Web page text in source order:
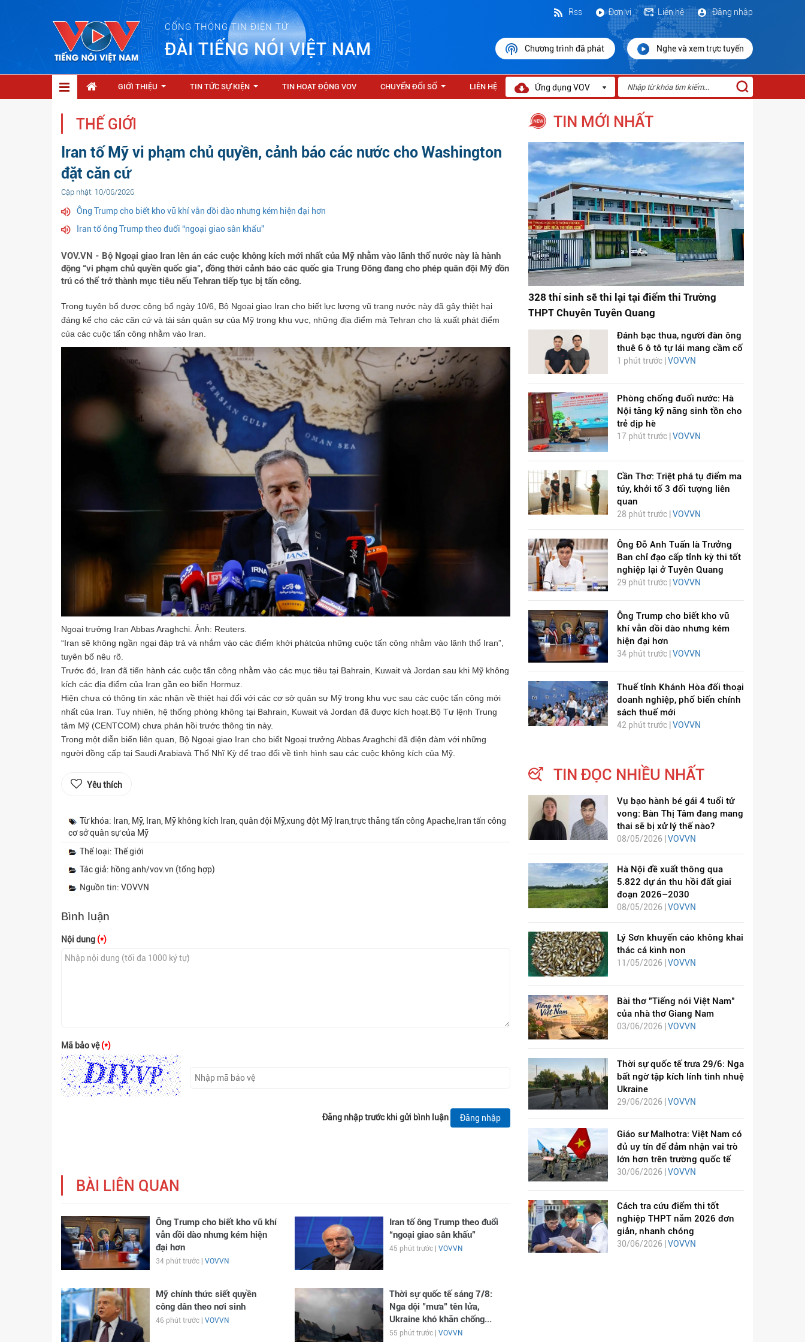
CỔNG THÔNG TIN ĐIỆN TỬ
ĐÀI TIẾNG NÓI VIỆT NAM
Đăng nhập
Liên hệ
Đơn vị
Rss
Chương trình đã phát Nghe và xem trực tuyến
GIỚI THIỆU TIN TỨC SỰ KIỆN TIN HOẠT ĐỘNG VOV CHUYỂN ĐỔI SỐ LIÊN HỆ Ứng dụng VOV
THẾ GIỚI
Iran tố Mỹ vi phạm chủ quyền, cảnh báo các nước cho Washington
đặt căn cứ
Cập nhật: 10/06/2026
Ông Trump cho biết kho vũ khí vẫn dồi dào nhưng kém hiện đại hơn
Iran tố ông Trump theo đuổi “ngoại giao sân khấu”
VOV.VN - Bộ Ngoại giao Iran lên án các cuộc không kích mới nhất của Mỹ nhằm vào lãnh thổ nước này là hành
động “vi phạm chủ quyền quốc gia", đồng thời cảnh báo các quốc gia Trung Đông đang cho phép quân đội Mỹ đồn
trú có thể trở thành mục tiêu nếu Tehran tiếp tục bị tấn công.
Trong tuyên bố được công bố ngày 10/6, Bộ Ngoại giao Iran cho biết lực lượng vũ trang nước này đã gây thiệt hại
đáng kể cho các căn cứ và tài sản quân sự của Mỹ trong khu vực, những địa điểm mà Tehran cho là xuất phát điểm
của các cuộc tấn công nhằm vào Iran.
Ngoại trưởng Iran Abbas Araghchi. Ảnh: Reuters.
“Iran sẽ không ngần ngại đáp trả và nhắm vào các điểm khởi phátcủa những cuộc tấn công nhằm vào lãnh thổ Iran”,
tuyên bố nêu rõ.
Trước đó, Iran đã tiến hành các cuộc tấn công nhằm vào các mục tiêu tại Bahrain, Kuwait và Jordan sau khi Mỹ không
kích các địa điểm của Iran gần eo biển Hormuz.
Hiện chưa có thông tin xác nhận về thiệt hại đối với các cơ sở quân sự Mỹ trong khu vực sau các cuộc tấn công mới
nhất của Iran. Tuy nhiên, hệ thống phòng không tại Bahrain, Kuwait và Jordan đã được kích hoạt.Bộ Tư lệnh Trung
tâm Mỹ (CENTCOM) chưa phản hồi trước thông tin này.
Trong một diễn biến liên quan, Bộ Ngoại giao Iran cho biết Ngoại trưởng Abbas Araghchi đã điện đàm với những
người đồng cấp tại Saudi Arabiavà Thổ Nhĩ Kỳ để trao đổi về tình hình sau các cuộc không kích của Mỹ.
Yêu thích
Từ khóa: Iran, Mỹ, Iran, Mỹ không kích Iran, quân đội Mỹ,xung đột Mỹ Iran,trực thăng tấn công Apache,Iran tấn công
cơ sở quân sự của Mỹ
Thể loại: Thế giới
Tác giả: hồng anh/vov.vn (tổng hợp)
Nguồn tin: VOVVN
Bình luận
Nội dung (*)
Mã bảo vệ(*)
Đăng nhập trước khi gửi bình luận Đăng nhập
BÀI LIÊN QUAN
Ông Trump cho biết kho vũ khí
vẫn dồi dào nhưng kém hiện
đại hơn
34 phút trước | VOVVN
Iran tố ông Trump theo đuổi
“ngoại giao sân khấu”
45 phút trước | VOVVN
Mỹ chính thức siết quyền
công dân theo nơi sinh
46 phút trước | VOVVN
Thời sự quốc tế sáng 7/8:
Nga dội "mưa" tên lửa,
Ukraine khó khăn chống...
55 phút trước | VOVVN
TIN MỚI NHẤT
328 thí sinh sẽ thi lại tại điểm thi Trường
THPT Chuyên Tuyên Quang
Đánh bạc thua, người đàn ông
thuê 6 ô tô tự lái mang cầm cố
1 phút trước | VOVVN
Phòng chống đuối nước: Hà
Nội tăng kỹ năng sinh tồn cho
trẻ dịp hè
17 phút trước | VOVVN
Cần Thơ: Triệt phá tụ điểm ma
túy, khởi tố 3 đối tượng liên
quan
28 phút trước | VOVVN
Ông Đỗ Anh Tuấn là Trưởng
Ban chỉ đạo cấp tỉnh kỳ thi tốt
nghiệp lại ở Tuyên Quang
29 phút trước | VOVVN
Ông Trump cho biết kho vũ
khí vẫn dồi dào nhưng kém
hiện đại hơn
34 phút trước | VOVVN
Thuế tỉnh Khánh Hòa đối thoại
doanh nghiệp, phổ biến chính
sách thuế mới
42 phút trước | VOVVN
TIN ĐỌC NHIỀU NHẤT
Vụ bạo hành bé gái 4 tuổi tử
vong: Bàn Thị Tâm đang mang
thai sẽ bị xử lý thế nào?
08/05/2026 | VOVVN
Hà Nội đề xuất thông qua
5.822 dự án thu hồi đất giai
đoạn 2026–2030
08/05/2026 | VOVVN
Lý Sơn khuyến cáo không khai
thác cá kình non
11/05/2026 | VOVVN
Bài thơ "Tiếng nói Việt Nam"
của nhà thơ Giang Nam
03/06/2026 | VOVVN
Thời sự quốc tế trưa 29/6: Nga
bất ngờ tập kích lính tinh nhuệ
Ukraine
29/06/2026 | VOVVN
Giáo sư Malhotra: Việt Nam có
đủ uy tín để đảm nhận vai trò
lớn hơn trên trường quốc tế
30/06/2026 | VOVVN
Cách tra cứu điểm thi tốt
nghiệp THPT năm 2026 đơn
giản, nhanh chóng
30/06/2026 | VOVVN